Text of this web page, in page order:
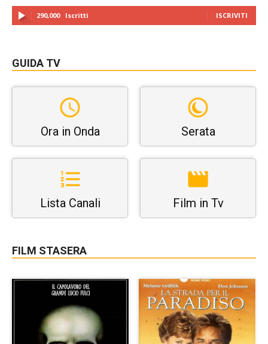
290,000 Iscritti ISCRIVITI
GUIDA TV
Ora in Onda Serata
Lista Canali Film in Tv
FILM STASERA